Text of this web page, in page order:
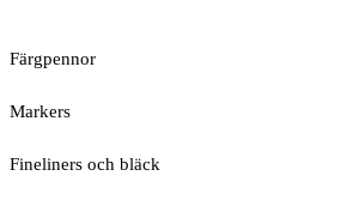
Färgpennor
Markers
Fineliners och bläck